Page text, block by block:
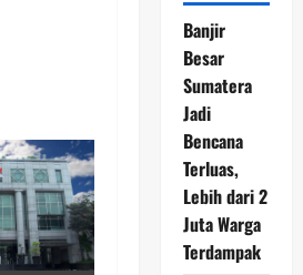
Banjir
Besar
Sumatera
Jadi
Bencana
Terluas,
Lebih dari 2
Juta Warga
Terdampak